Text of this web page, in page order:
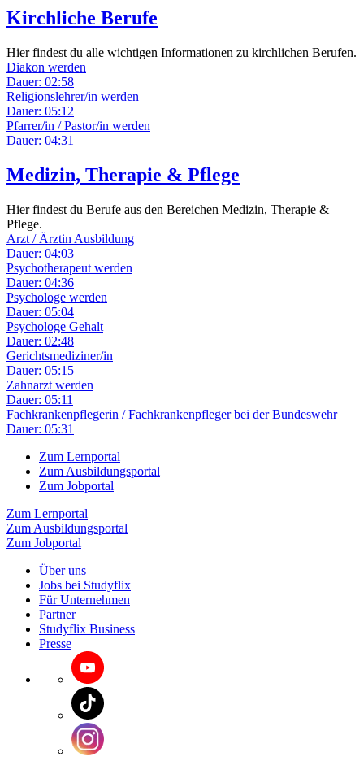
Kirchliche Berufe
Hier findest du alle wichtigen Informationen zu kirchlichen Berufen.
Diakon werden
Dauer: 02:58
Religionslehrer/in werden
Dauer: 05:12
Pfarrer/in / Pastor/in werden
Dauer: 04:31
Medizin, Therapie & Pflege
Hier findest du Berufe aus den Bereichen Medizin, Therapie &
Pflege.
Arzt / Ärztin Ausbildung
Dauer: 04:03
Psychotherapeut werden
Dauer: 04:36
Psychologe werden
Dauer: 05:04
Psychologe Gehalt
Dauer: 02:48
Gerichtsmediziner/in
Dauer: 05:15
Zahnarzt werden
Dauer: 05:11
Fachkrankenpflegerin / Fachkrankenpfleger bei der Bundeswehr
Dauer: 05:31
Zum Lernportal
Zum Ausbildungsportal
Zum Jobportal
Zum Lernportal
Zum Ausbildungsportal
Zum Jobportal
Über uns
Jobs bei Studyflix
Für Unternehmen
Partner
Studyflix Business
Presse